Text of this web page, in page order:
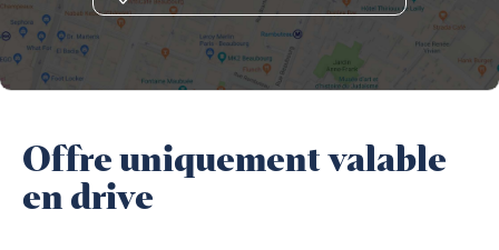
Offre uniquement valable
en drive